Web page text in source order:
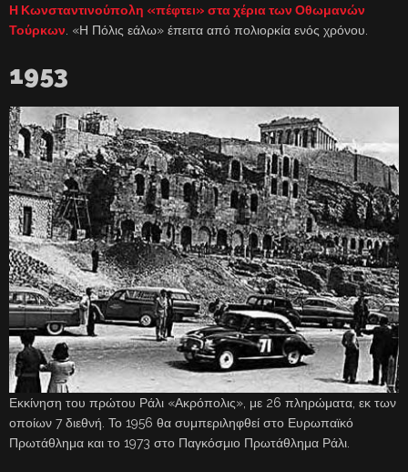
Η Κωνσταντινούπολη «πέφτει» στα χέρια των Οθωμανών
Τούρκων . «Η Πόλις εάλω» έπειτα από πολιορκία ενός χρόνου.
1953
Εκκίνηση του πρώτου Ράλι «Ακρόπολις», με 26 πληρώματα, εκ των
οποίων 7 διεθνή. Το 1956 θα συμπεριληφθεί στο Ευρωπαϊκό
Πρωτάθλημα και το 1973 στο Παγκόσμιο Πρωτάθλημα Ράλι.